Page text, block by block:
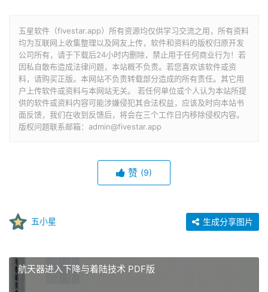
五星软件（fivestar.app）所有资源均仅供学习交流之用，所有资料
均为互联网上收集整理以及网友上传，软件和资料的版权归原开发
公司所有，请于下载后24小时内删除，禁止用于任何商业行为！若
因私自散布造成法律问题，本站概不负责。若您喜欢该软件或资
料，请购买正版。本网站不负责转载部分造成的所有责任。其它用
户上传软件或资料与本网站无关。 若任何单位或个人认为本站所提
供的软件或资料内容可能涉嫌侵犯其合法权益，应该及时向本站书
面反馈，我们在收到反馈后，将会在三个工作日内移除侵权内容。
版权问题联系邮箱：admin@fivestar.app
赞 (9)
五小星 生成分享图片
航天器进入下降与着陆技术 PDF版